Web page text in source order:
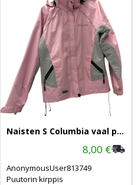
Naisten S Columbia vaal pun takki
8,00 €
AnonymousUser813749
Puutorin kirppis